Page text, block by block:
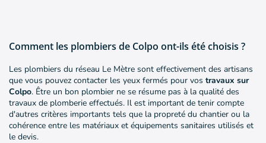
Comment les plombiers de Colpo ont-ils été choisis ?
Les plombiers du réseau Le Mètre sont effectivement des artisans
que vous pouvez contacter les yeux fermés pour vos travaux sur
Colpo. Être un bon plombier ne se résume pas à la qualité des
travaux de plomberie effectués. Il est important de tenir compte
d'autres critères importants tels que la propreté du chantier ou la
cohérence entre les matériaux et équipements sanitaires utilisés et
le devis.